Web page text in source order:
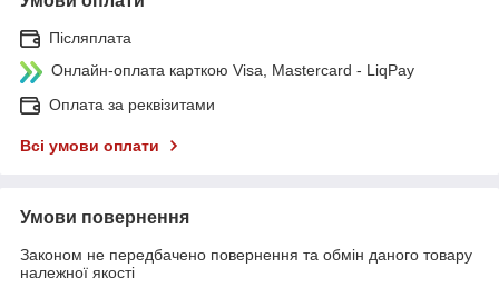
Післяплата
Онлайн-оплата карткою Visa, Mastercard - LiqPay
Оплата за реквізитами
Всі умови оплати
Умови повернення
Законом не передбачено повернення та обмін даного товару
належної якості